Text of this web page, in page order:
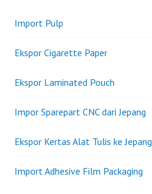
Import Pulp
Ekspor Cigarette Paper
Ekspor Laminated Pouch
Impor Sparepart CNC dari Jepang
Ekspor Kertas Alat Tulis ke Jepang
Import Adhesive Film Packaging